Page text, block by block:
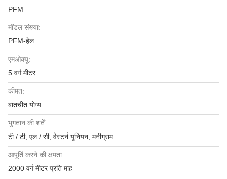
PFM
मॉडल संख्या:
PFM-हेल
एमओक्यू:
5 वर्ग मीटर
कीमत:
बातचीत योग्य
भुगतान की शर्तें:
टी / टी, एल / सी, वेस्टर्न यूनियन, मनीग्राम
आपूर्ति करने की क्षमता:
2000 वर्ग मीटर प्रति माह